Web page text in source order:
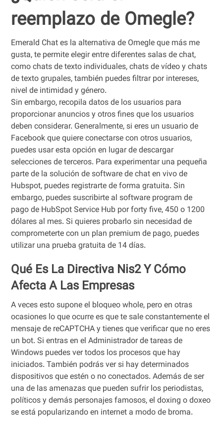
reemplazo de Omegle?
Emerald Chat es la alternativa de Omegle que más me
gusta, te permite elegir entre diferentes salas de chat,
como chats de texto individuales, chats de vídeo y chats
de texto grupales, también puedes filtrar por intereses,
nivel de intimidad y género.
Sin embargo, recopila datos de los usuarios para
proporcionar anuncios y otros fines que los usuarios
deben considerar. Generalmente, si eres un usuario de
Facebook que quiere conectarse con otros usuarios,
puedes usar esta opción en lugar de descargar
selecciones de terceros. Para experimentar una pequeña
parte de la solución de software de chat en vivo de
Hubspot, puedes registrarte de forma gratuita. Sin
embargo, puedes suscribirte al software program de
pago de HubSpot Service Hub por forty five, 450 o 1200
dólares al mes. Si quieres probarlo sin necesidad de
comprometerte con un plan premium de pago, puedes
utilizar una prueba gratuita de 14 días.
Qué Es La Directiva Nis2 Y Cómo
Afecta A Las Empresas
A veces esto supone el bloqueo whole, pero en otras
ocasiones lo que ocurre es que te sale constantemente el
mensaje de reCAPTCHA y tienes que verificar que no eres
un bot. Si entras en el Administrador de tareas de
Windows puedes ver todos los procesos que hay
iniciados. También podrás ver si hay determinados
dispositivos que estén o no conectados. Además de ser
una de las amenazas que pueden sufrir los periodistas,
políticos y demás personajes famosos, el doxing o doxeo
se está popularizando en internet a modo de broma.